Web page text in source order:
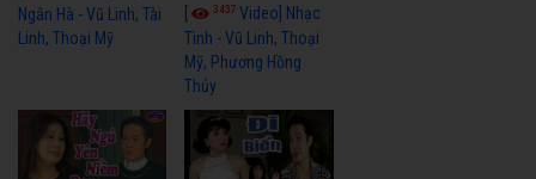
Ngân Hà - Vũ Linh, Tài
Linh, Thoại Mỹ
3437Video] Nhạc
Tình - Vũ Linh, Thoại
Mỹ, Phương Hồng
Thủy